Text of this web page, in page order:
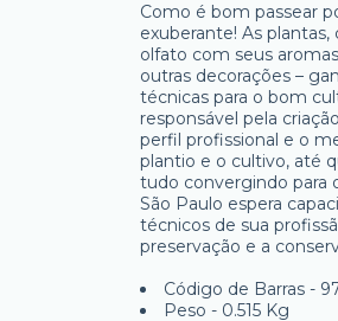
Como é bom passear
exuberante! As
olfato com seus
outras decorações –
técnicas para o bom
responsável pela
perfil profissional e o
plantio e o cultivo, até
tudo convergindo para
São Paulo espera
técnicos de sua
preservação e a
Código de Barras -
Peso - 0.515 Kg